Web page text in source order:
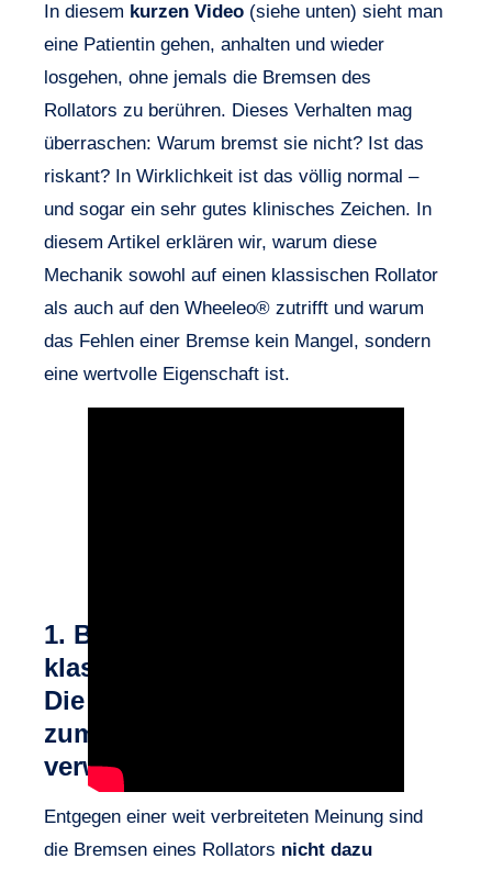
In diesem kurzen Video (siehe unten) sieht man
eine Patientin gehen, anhalten und wieder
losgehen, ohne jemals die Bremsen des
Rollators zu berühren. Dieses Verhalten mag
überraschen: Warum bremst sie nicht? Ist das
riskant? In Wirklichkeit ist das völlig normal –
und sogar ein sehr gutes klinisches Zeichen. In
diesem Artikel erklären wir, warum diese
Mechanik sowohl auf einen klassischen Rollator
als auch auf den Wheeleo® zutrifft und warum
das Fehlen einer Bremse kein Mangel, sondern
eine wertvolle Eigenschaft ist.
1. Bei einem
klassischen Rollator:
Die Bremse wird nicht
zum Anhalten
verwendet
Entgegen einer weit verbreiteten Meinung sind
die Bremsen eines Rollators nicht dazu